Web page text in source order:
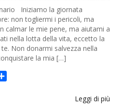
Iniziamo la giornata
non togliermi i pericoli, ma
calmar le mie pene, ma aiutami a
nella lotta della vita, eccetto la
Non donarmi salvezza nella
la mia […]
Leggi di più